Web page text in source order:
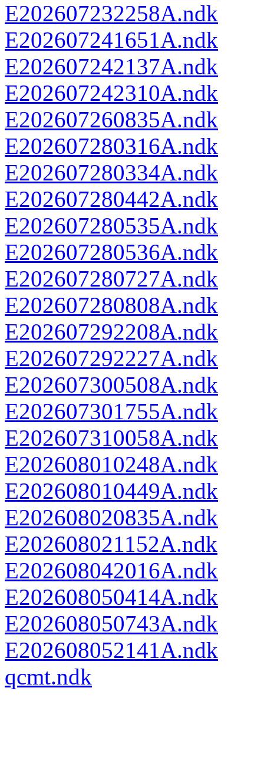
E202607232258A.ndk
E202607241651A.ndk
E202607242137A.ndk
E202607242310A.ndk
E202607260835A.ndk
E202607280316A.ndk
E202607280334A.ndk
E202607280442A.ndk
E202607280535A.ndk
E202607280536A.ndk
E202607280727A.ndk
E202607280808A.ndk
E202607292208A.ndk
E202607292227A.ndk
E202607300508A.ndk
E202607301755A.ndk
E202607310058A.ndk
E202608010248A.ndk
E202608010449A.ndk
E202608020835A.ndk
E202608021152A.ndk
E202608042016A.ndk
E202608050414A.ndk
E202608050743A.ndk
E202608052141A.ndk
qcmt.ndk